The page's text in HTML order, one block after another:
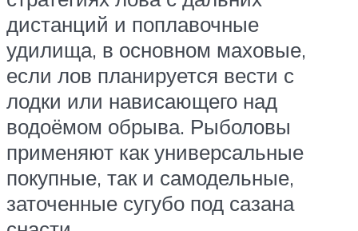
дистанций и поплавочные
удилища, в основном маховые,
если лов планируется вести с
лодки или нависающего над
водоёмом обрыва. Рыболовы
применяют как универсальные
покупные, так и самодельные,
заточенные сугубо под сазана